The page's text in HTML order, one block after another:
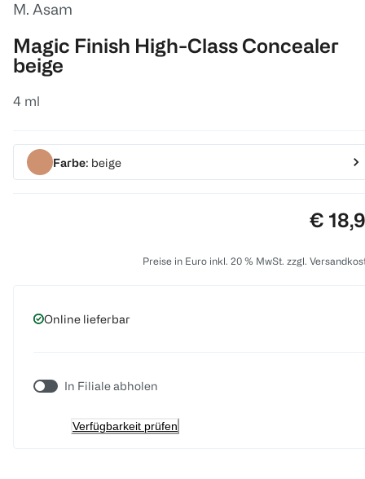
M. Asam
Magic Finish High-Class Concealer
beige
4 ml
Farbe: beige
Preis:
€
Preise in Euro inkl. 20 % MwSt. zzgl.
Online lieferbar
In Filiale abholen
Verfügbarkeit prüfen